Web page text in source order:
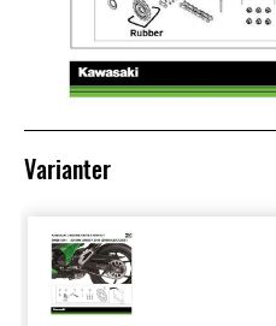
Varianter